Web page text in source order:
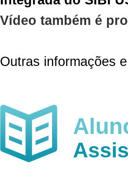
Vídeo também é
Outras informações e